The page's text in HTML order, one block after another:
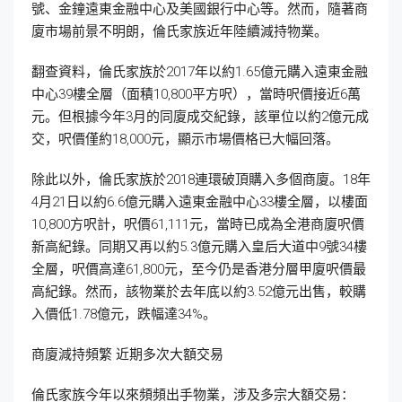
號、金鐘遠東金融中心及美國銀行中心等。然而，隨著商
廈市場前景不明朗，倫氏家族近年陸續減持物業。
翻查資料，倫氏家族於2017年以約1.65億元購入遠東金融
中心39樓全層（面積10,800平方呎），當時呎價接近6萬
元。但根據今年3月的同廈成交紀錄，該單位以約2億元成
交，呎價僅約18,000元，顯示市場價格已大幅回落。
除此以外，倫氏家族於2018連環破頂購入多個商廈。18年
4月21日以約6.6億元購入遠東金融中心33樓全層，以樓面
10,800方呎計，呎價61,111元，當時已成為全港商廈呎價
新高紀錄。同期又再以約5.3億元購入皇后大道中9號34樓
全層，呎價高達61,800元，至今仍是香港分層甲廈呎價最
高紀錄。然而，該物業於去年底以約3.52億元出售，較購
入價低1.78億元，跌幅達34%。
商廈減持頻繁 近期多次大額交易
倫氏家族今年以來頻頻出手物業，涉及多宗大額交易：